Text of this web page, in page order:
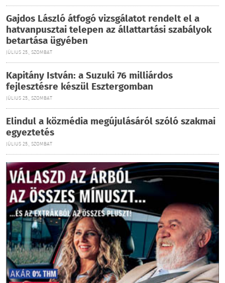
Gajdos László átfogó vizsgálatot rendelt el a
hatvanpusztai telepen az állattartási szabályok
betartása ügyében
JÚLIUS 25., SZOMBAT
Kapitány István: a Suzuki 76 milliárdos
fejlesztésre készül Esztergomban
JÚLIUS 25., SZOMBAT
Elindul a közmédia megújulásáról szóló szakmai
egyeztetés
JÚLIUS 25., SZOMBAT